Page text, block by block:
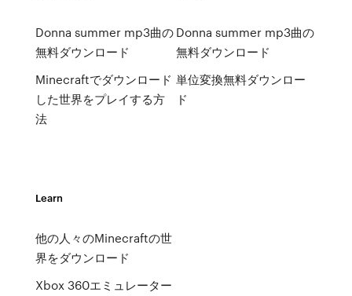
Donna summer mp3曲の
無料ダウンロード
Minecraftでダウンロード
した世界をプレイする方
法
Donna summer mp3曲の
無料ダウンロード
単位変換無料ダウンロー
ド
Learn
他の人々のMinecraftの世
界をダウンロード
Xbox 360エミュレーター